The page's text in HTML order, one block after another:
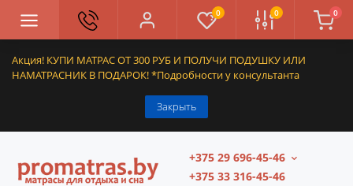
Акция! КУПИ МАТРАС ОТ 300 РУБ И ПОЛУЧИ ПОДУШКУ ИЛИ
НАМАТРАСНИК В ПОДАРОК! *Подробности у консультанта
Закрыть
0 0 0
+375 29 696-45-46
+375 33 316-45-46